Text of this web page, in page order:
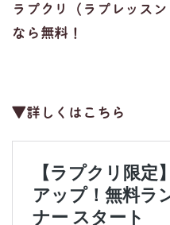
ラプクリ（ラプレッス
なら無料！
▼詳しくはこちら